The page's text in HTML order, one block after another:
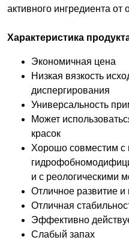
активного ингредиента
Характеристика
Экономичная цена
Низкая вязкость
диспергирования
Универсальность
Может
красок
Хорошо совместим с
и с реологическими
Отличное развитие и
Отличная
Эффективно
Слабый запах